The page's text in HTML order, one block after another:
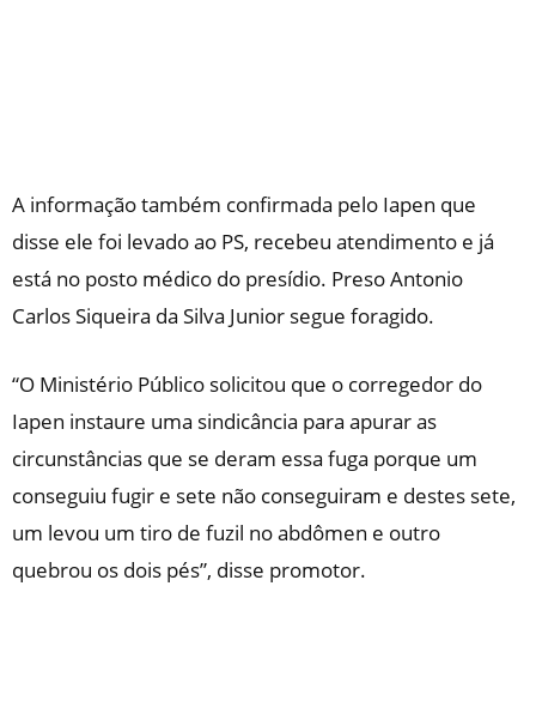
A informação também confirmada pelo Iapen que
disse ele foi levado ao PS, recebeu atendimento e já
está no posto médico do presídio. Preso Antonio
Carlos Siqueira da Silva Junior segue foragido.
“O Ministério Público solicitou que o corregedor do
Iapen instaure uma sindicância para apurar as
circunstâncias que se deram essa fuga porque um
conseguiu fugir e sete não conseguiram e destes sete,
um levou um tiro de fuzil no abdômen e outro
quebrou os dois pés”, disse promotor.